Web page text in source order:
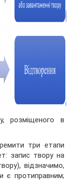
розміщеного в
три етапи
запис твору на
відзначимо,
протиправним;